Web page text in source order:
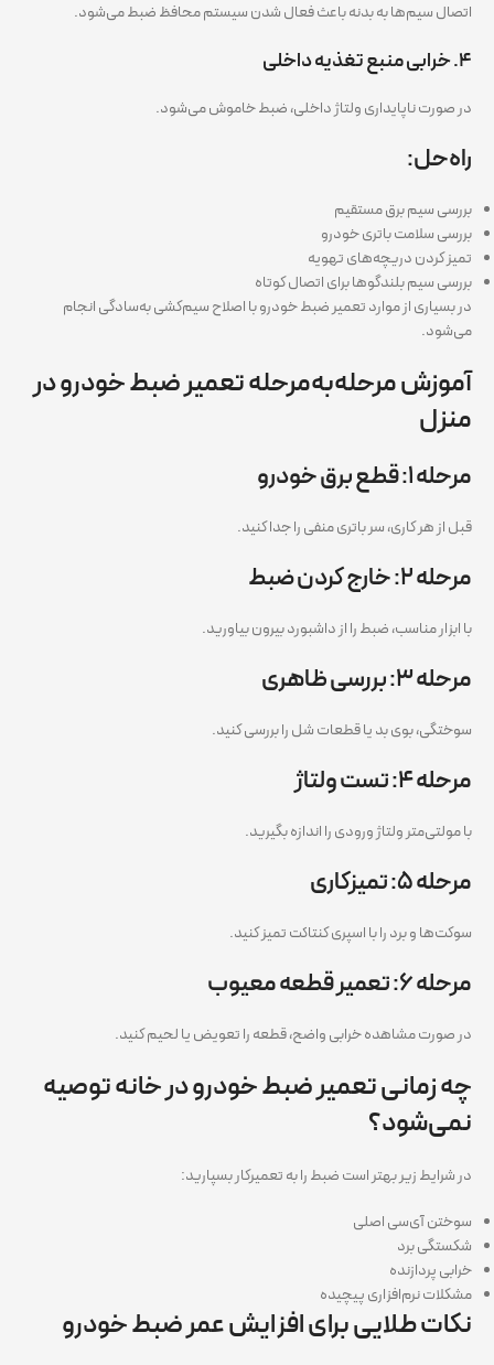
اتصال سیم‌ها به بدنه باعث فعال شدن سیستم محافظ ضبط می‌شود.
۴. خرابی منبع تغذیه داخلی
در صورت ناپایداری ولتاژ داخلی، ضبط خاموش می‌شود.
راه‌حل:
بررسی سیم برق مستقیم
بررسی سلامت باتری خودرو
تمیز کردن دریچه‌های تهویه
بررسی سیم بلندگوها برای اتصال کوتاه
در بسیاری از موارد تعمیر ضبط خودرو با اصلاح سیم‌کشی به‌سادگی انجام
می‌شود.
آموزش مرحله‌به‌مرحله تعمیر ضبط خودرو در
منزل
مرحله ۱: قطع برق خودرو
قبل از هر کاری، سر باتری منفی را جدا کنید.
مرحله ۲: خارج کردن ضبط
با ابزار مناسب، ضبط را از داشبورد بیرون بیاورید.
مرحله ۳: بررسی ظاهری
سوختگی، بوی بد یا قطعات شل را بررسی کنید.
مرحله ۴: تست ولتاژ
با مولتی‌متر ولتاژ ورودی را اندازه بگیرید.
مرحله ۵: تمیزکاری
سوکت‌ها و برد را با اسپری کنتاکت تمیز کنید.
مرحله ۶: تعمیر قطعه معیوب
در صورت مشاهده خرابی واضح، قطعه را تعویض یا لحیم کنید.
چه زمانی تعمیر ضبط خودرو در خانه توصیه
نمی‌شود؟
در شرایط زیر بهتر است ضبط را به تعمیرکار بسپارید:
سوختن آی‌سی اصلی
شکستگی برد
خرابی پردازنده
مشکلات نرم‌افزاری پیچیده
نکات طلایی برای افزایش عمر ضبط خودرو